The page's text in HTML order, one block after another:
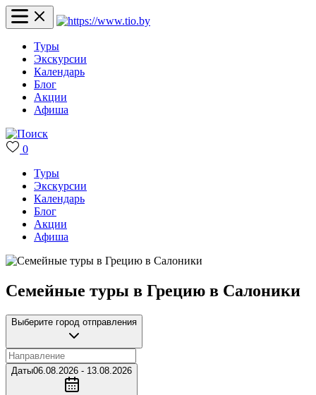
Туры
Экскурсии
Календарь
Блог
Акции
Афиша
0
Туры
Экскурсии
Календарь
Блог
Акции
Афиша
Семейные туры в Грецию в Салоники
Выберите город отправления
Даты06.08.2026 - 13.08.2026